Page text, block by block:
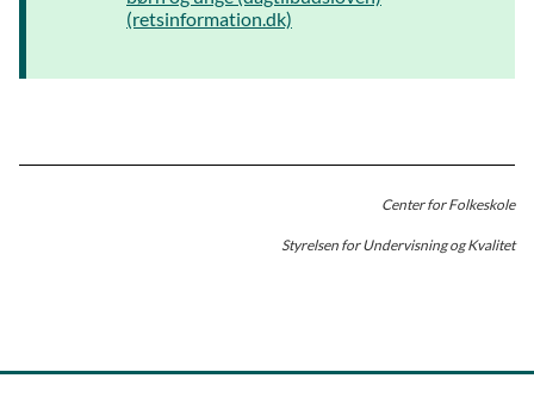
(retsinformation.dk)
Center for Folkeskole
Styrelsen for Undervisning og Kvalitet